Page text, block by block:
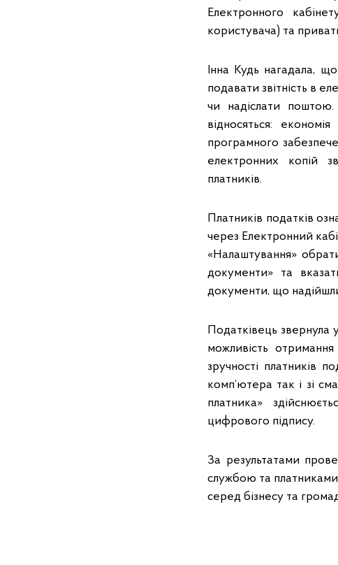
Електронного
користувача) та
Інна Кудь нагадала,
подавати звітність в
чи надіслати поштою.
відносяться:
програмного
електронних копій
платників.
Платників податків
через Електронний
«Налаштування»
документи» та
документи, що
Податківець звернула
можливість
зручності платників
комп’ютера так і зі
платника»
цифрового підпису.
За результатами
службою та
серед бізнесу та